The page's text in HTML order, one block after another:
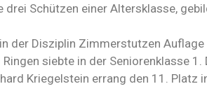
drei Schützen einer Altersklasse,
der Disziplin Zimmerstutzen
siebte in der Seniorenklasse
Kriegelstein errang den 11.